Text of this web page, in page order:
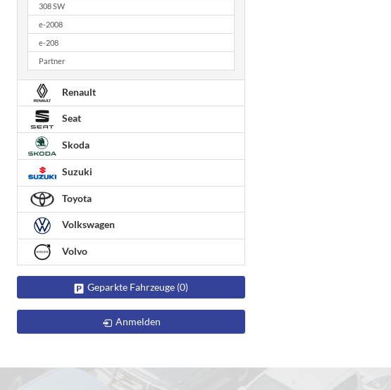
308 SW
e-2008
e-208
Partner
Renault
Seat
Skoda
Suzuki
Toyota
Volkswagen
Volvo
Geparkte Fahrzeuge (0)
Anmelden